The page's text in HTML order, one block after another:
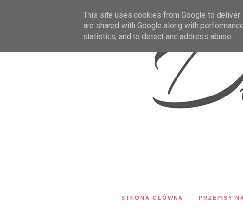
STRONA GŁÓWNA PRZEPISY
This site uses cookies from Google to deliver
are shared with Google along with
statistics, and to detect and address abuse.